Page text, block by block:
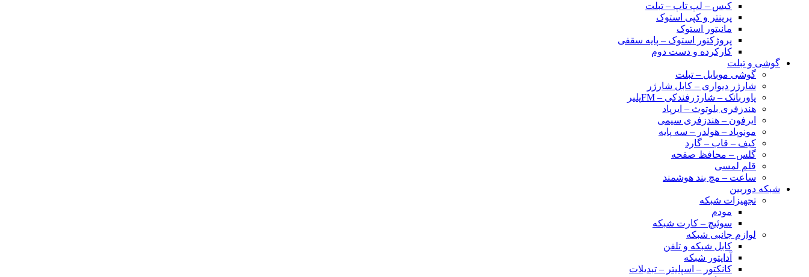
کیس – لپ تاپ – تبلت
پرینتر و کپی استوک
مانیتور استوک
پروژکتور استوک – پایه سقفی
کارکرده و دست دوم
گوشی و تبلت
گوشی موبایل – تبلت
شارژر دیواری – کابل شارژر
پاوربانک – شارژرفندکی – FMپلیر
هندزفری بلوتوث – ایرپاد
ایرفون – هندزفری سیمی
مونوپاد – هولدر – سه پایه
کیف – قاب – گارد
گلس – محافظ صفحه
قلم لمسی
ساعت – مچ بند هوشمند
شبکه دوربین
تجهیزات شبکه
مودم
سوئیچ – کارت شبکه
لوازم جانبی شبکه
کابل شبکه و تلفن
آداپتور شبکه
کانکتور – اسپلیتر – تبدیلات